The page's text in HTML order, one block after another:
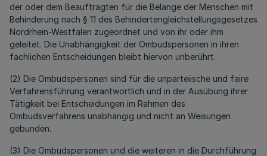
der oder dem Beauftragten für die Belange der Menschen mit
Behinderung nach § 11 des Behindertengleichstellungsgesetzes
Nordrhein-Westfalen zugeordnet und von ihr oder ihm
geleitet. Die Unabhängigkeit der Ombudspersonen in ihren
fachlichen Entscheidungen bleibt hiervon unberührt.
(2) Die Ombudspersonen sind für die unparteiische und faire
Verfahrensführung verantwortlich und in der Ausübung ihrer
Tätigkeit bei Entscheidungen im Rahmen des
Ombudsverfahrens unabhängig und nicht an Weisungen
gebunden.
(3) Die Ombudspersonen und die weiteren in die Durchführung